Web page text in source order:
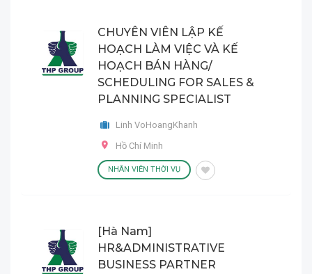
CHUYÊN VIÊN LẬP KẾ
HOẠCH LÀM VIỆC VÀ KẾ
HOẠCH BÁN HÀNG/
SCHEDULING FOR SALES &
PLANNING SPECIALIST
Linh VoHoangKhanh
Hồ Chí Minh
NHÂN VIÊN THỜI VỤ
[Hà Nam]
HR&ADMINISTRATIVE
BUSINESS PARTNER